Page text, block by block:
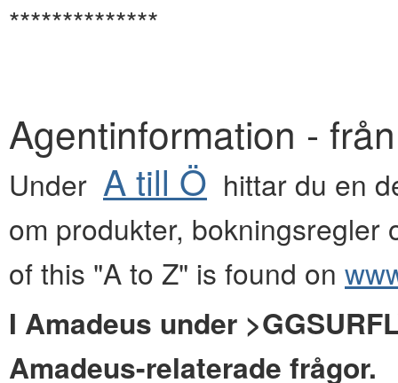
**************
Agentinformation -
Under A till Ö hittar du en
om produkter, bokningsregler
of this "A to Z" is found on
I Amadeus under
Amadeus-relaterade frågor.